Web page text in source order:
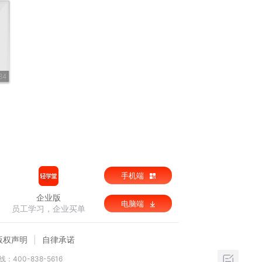
企业版
员工学习，企业买单
手机端
电脑端
权声明 自律承诺
：400-838-5616